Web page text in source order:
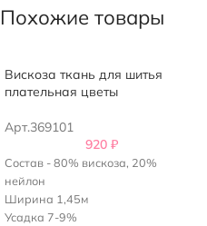
Похожие товары
Вискоза ткань для шитья
плательная цветы
Арт.369101
920 ₽
Состав - 80% вискоза, 20%
нейлон
Ширина 1,45м
Усадка 7-9%